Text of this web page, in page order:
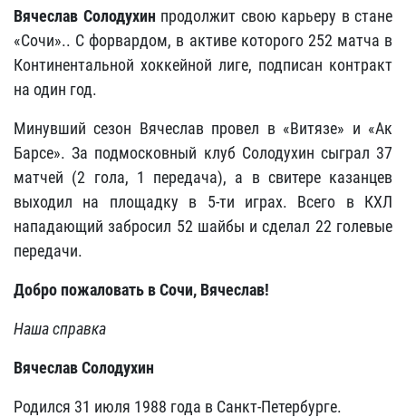
Вячеслав Солодухин продолжит свою карьеру в стане
«Сочи».. С форвардом, в активе которого 252 матча в
Континентальной хоккейной лиге, подписан контракт
на один год.
Минувший сезон Вячеслав провел в «Витязе» и «Ак
Барсе». За подмосковный клуб Солодухин сыграл 37
матчей (2 гола, 1 передача), а в свитере казанцев
выходил на площадку в 5-ти играх. Всего в КХЛ
нападающий забросил 52 шайбы и сделал 22 голевые
передачи.
Добро пожаловать в Сочи, Вячеслав!
Наша справка
Вячеслав Солодухин
Родился 31 июля 1988 года в Санкт-Петербурге.